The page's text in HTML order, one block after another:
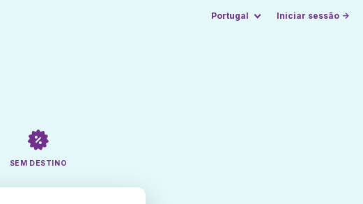
Portugal Iniciar sessão →
SEM DESTINO